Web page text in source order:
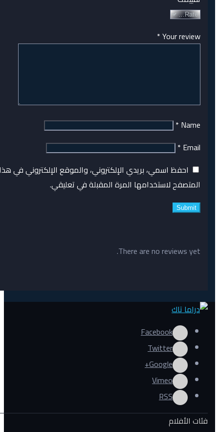
Your review
*
Name
*
Email
*
احفظ اسمي، بريدي الإلكتروني، والموقع الإلكتروني في
المتصفح لاستخدامها المرة المقبلة في تعليقي.
There are no reviews yet.
Facebook
Twitter
Google+
Vimeo
RSS
فئات الأفلام